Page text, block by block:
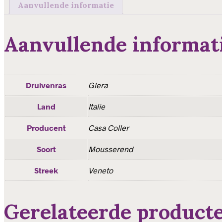
Aanvullende informatie
Aanvullende
Druivenras Glera
Land Italie
Producent Casa Coller
Soort Mousserend
Streek Veneto
Gerelateerde